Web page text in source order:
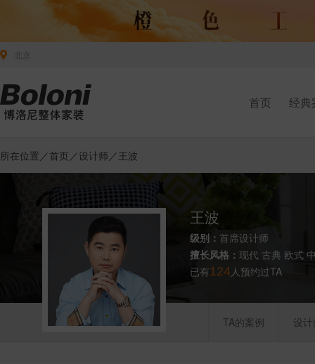
首页 经典
所在位置／首页 ／设计师 ／王波
王波
级别： 首席设计师
擅长风格： 现代 古典 欧式
已有124人预约过TA
TA的案例 设